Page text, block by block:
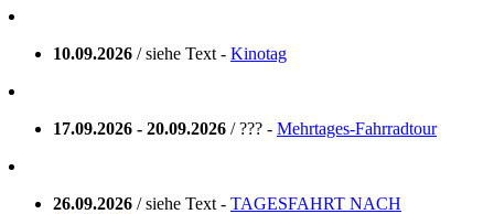
10.09.2026 / siehe Text - Kinotag
17.09.2026 - 20.09.2026 / ??? - Mehrtages-Fahrradtour
26.09.2026 / siehe Text - TAGESFAHRT NACH